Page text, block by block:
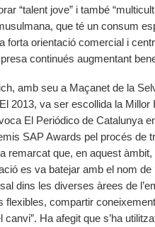
“talent jove” i també
que té un consum
forta orientació comercial i
continués augmentant
amb seu a Maçanet de la
2013, va ser escollida la
El Periódico de Catalunya
SAP Awards pel procés de
remarcat que, en aquest
es va batejar amb el nom de
dins les diverses àrees de
flexibles, compartir
canvi”. Ha afegit que s’ha